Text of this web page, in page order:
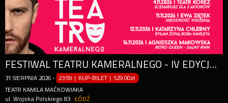
FESTIWAL TEATRU KAMERALNEGO - IV EDYCJA / PAKIETY FESTIWALOWE (3.11 - 20.11)
31 SIERPNIA 2026 - 23:59 | KUP-BILET | 529.00zł
TEATR KAMILA MAĆKOWIAKA
ul. Wojska Polskiego 83
ŁÓDŹ